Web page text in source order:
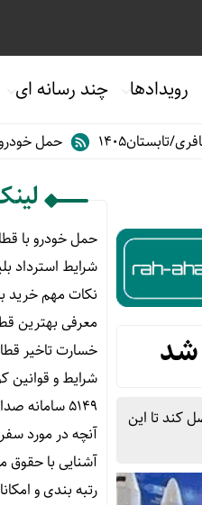
رویدادها چند رسانه ای
حمل خودرو با قطار
کند تا این
حمل خودرو با
شرایط استرداد
نکات مهم خرید
معرفی بهترین
خسارت تاخیر
شرایط و قوانین
۵۱۴۹ سامانه صدای مسافر راه آهن
آنچه در مورد سفر
آشنایی با حقوق
رتبه بندی و